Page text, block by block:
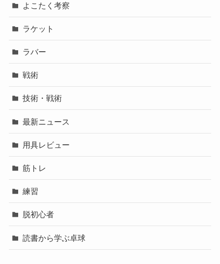
よこたく考察
ラケット
ラバー
戦術
技術・戦術
最新ニュース
用具レビュー
筋トレ
練習
脱初心者
読書から学ぶ卓球